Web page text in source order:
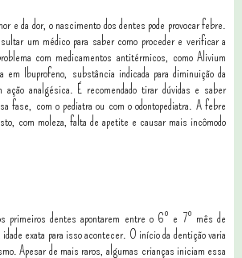
e da dor, o nascimento dos dentes pode provocar febre.
um médico para saber como proceder e verificar a
com medicamentos antitérmicos, como Alivium
em Ibuprofeno, substância indicada para diminuição da
ação analgésica. É recomendado tirar dúvidas e saber
fase, com o pediatra ou com o odontopediatra. A febre
com moleza, falta de apetite e causar mais incômodo
primeiros dentes apontarem entre o 6º e 7º mês de
idade exata para isso acontecer. O início da dentição varia
Apesar de mais raros, algumas crianças iniciam essa